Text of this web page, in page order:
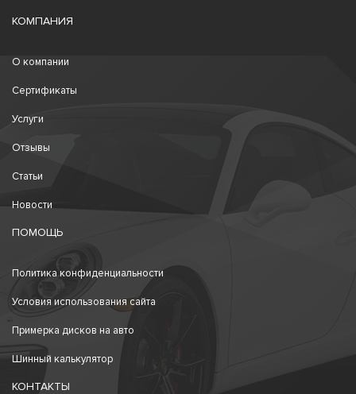
КОМПАНИЯ
О компании
Сертификаты
Услуги
Отзывы
Статьи
Новости
ПОМОЩЬ
Политика конфиденциальности
Условия использования сайта
Примерка дисков на авто
Шинный калькулятор
КОНТАКТЫ